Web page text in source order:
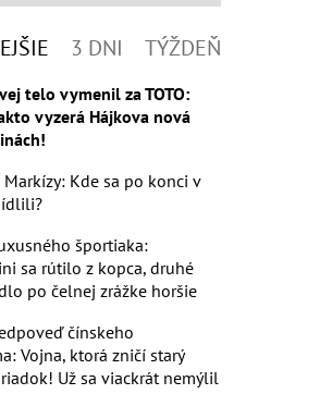
3 DNI TÝŽDEŇ
telo vymenil za TOTO:
vyzerá Hájkova nová
Kde sa po konci v
športiaka:
sa rútilo z kopca, druhé
po čelnej zrážke horšie
čínskeho
Vojna, ktorá zničí starý
Už sa viackrát nemýlil